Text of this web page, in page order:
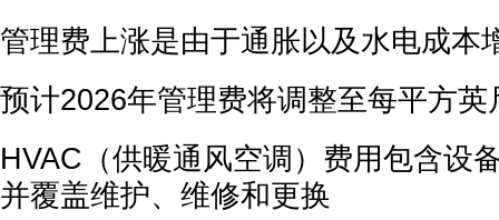
管理费上涨是由于通胀以及水电成本
预计2026年管理费将调整至每平方英
HVAC（供暖通风空调）费用包含设
并覆盖维护、维修和更换